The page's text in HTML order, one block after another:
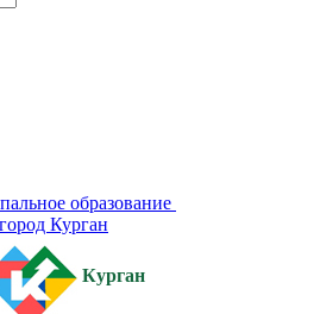
образование
город Курган
Курган